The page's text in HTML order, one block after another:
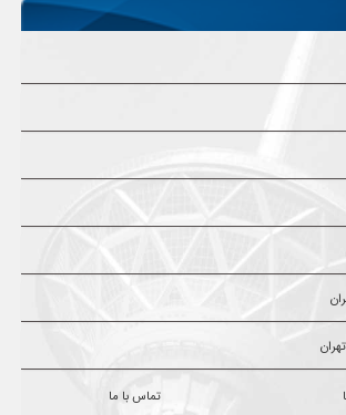
تماس با ما